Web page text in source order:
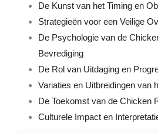
De Kunst van het Timing en
Strategieën voor een Veilige
De Psychologie van de
Bevrediging
De Rol van Uitdaging en
Variaties en Uitbreidingen van
De Toekomst van de Chicken
Culturele Impact en